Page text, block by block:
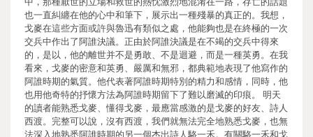
也一直糾纏在他的心中和筆下，展示出一種殘暴的真正的。我想，
戈麥在這些方面或許與魯迅有類似之處，他能夠也是在終極的一次
交兵中作出了阿誰決議。正由於阿誰決議是在不竭的交兵中得來
的，是以，他的離世并不是勇敢、不是迴避，而是一種英勇。在我
看來，戈麥的密意和英勇、嚴厲和無邪，都典範地表現了他寫作的
阿誰時期的氣質。他代表著阿誰時期特別的精力和感情，同時，他
也用他奇特的抒懷方法為阿誰時期留下了難以磨滅的印痕。 明天
的讀者能熟悉戈麥、懂得戈麥，最應當感激的是戈麥的好友、詩人
西渡。完整可以說，沒有西渡，我們就無法完全地熟悉戈麥，也無